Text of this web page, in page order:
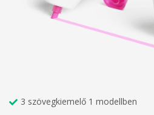
3 szövegkiemelő 1 modellben